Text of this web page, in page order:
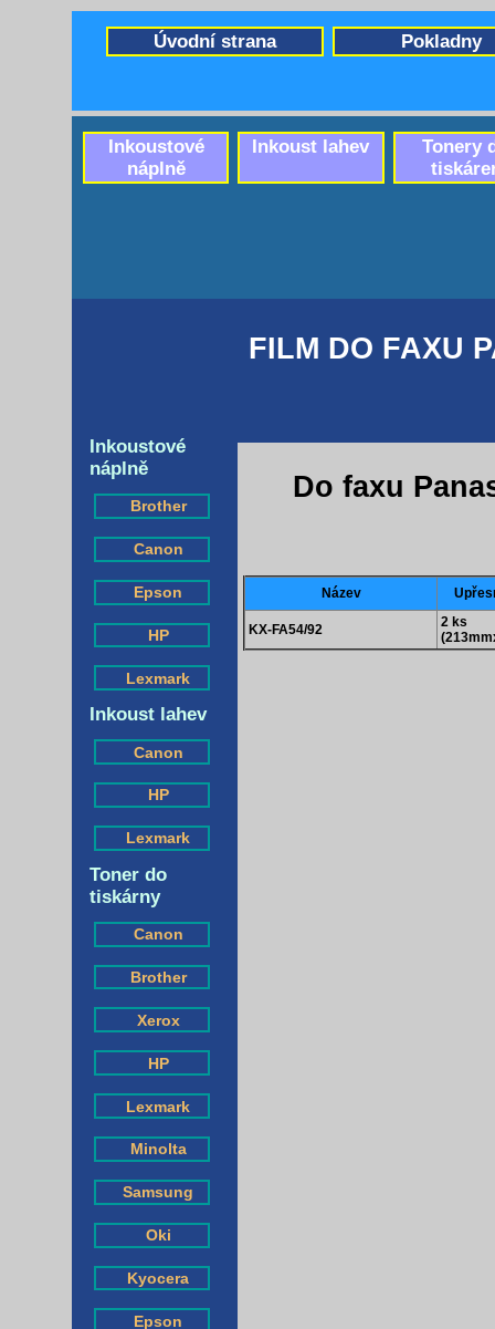
FILM DO FAXU
Do faxu
Inkoustové
náplně
Brother
Canon
Epson
HP
Lexmark
Inkoust lahev
Canon
HP
Lexmark
Toner do
tiskárny
Canon
Brother
Xerox
HP
Lexmark
Minolta
Samsung
Oki
Kyocera
Epson
Název
KX-FA54/92
2 ks
Pokladny
Úvodní strana
Tonery
Inkoust lahev
Inkoustové
náplně